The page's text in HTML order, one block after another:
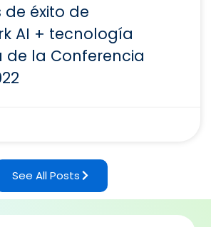
de éxito de
AI + tecnología
de la Conferencia
See All Posts